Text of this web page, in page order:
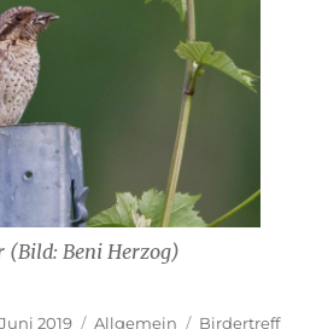
(Bild: Beni Herzog)
Juni 2019 Kategorien
Allgemein Schlagwörter
Birdertreff